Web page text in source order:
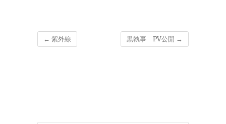
← 紫外線 黒執事 PV公開 →